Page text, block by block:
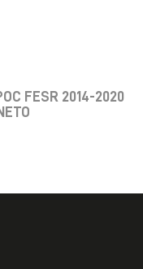
FESR 2014-2020